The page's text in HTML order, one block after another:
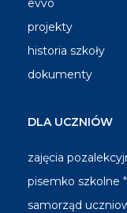
evvo
projekty
historia szkoły
dokumenty
DLA UCZNIÓW
zajęcia
pisemko szkolne
samorząd